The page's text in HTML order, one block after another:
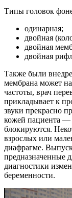
Типы головок
одинарная;
двойная
двойная
двойная
Также были
мембрана может
частоты, врач
прикладывает к
звуки прекрасно
кожей пациента —
блокируются.
взрослых или
диафрагме.
предназначенные
диагностики
беременности.